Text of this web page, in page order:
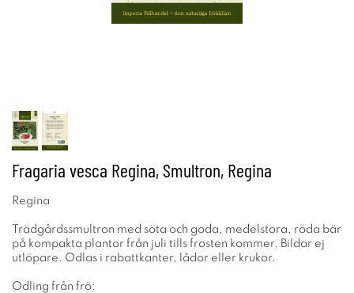
Fragaria vesca Regina, Smultron, Regina
Regina
Trädgårdssmultron med söta och goda, medelstora, röda bär
på kompakta plantor från juli tills frosten kommer. Bildar ej
utlöpare. Odlas i rabattkanter, lådor eller krukor.
Odling från frö: